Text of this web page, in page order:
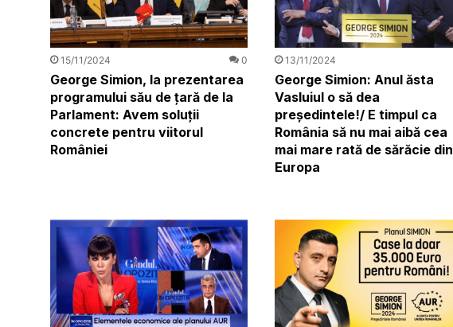
15/11/2024 0
George Simion, la prezentarea
programului său de țară de la
Parlament: Avem soluții
concrete pentru viitorul
României
13/11/2024
George Simion: Anul ăsta
Vasluiul o să dea
președintele!/ E timpul ca
România să nu mai aibă cea
mai mare rată de sărăcie din
Europa